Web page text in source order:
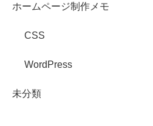
ホームページ制作メモ
CSS
WordPress
未分類